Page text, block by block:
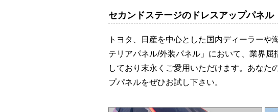
セカンドステージのドレスアップパネル
トヨタ、日産を中心とした国内ディーラー
テリアパネル/外装パネル」において、業界
しており末永くご愛用いただけます。あなた
プパネルをぜひお試し下さい。